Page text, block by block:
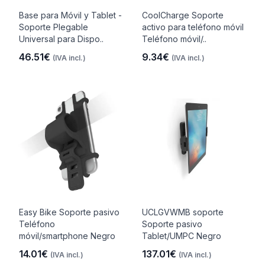
Base para Móvil y Tablet -
Soporte Plegable
Universal para Dispo..
46.51€ (IVA incl.)
CoolCharge Soporte
activo para teléfono móvil
Teléfono móvil/..
9.34€ (IVA incl.)
Easy Bike Soporte pasivo
Teléfono
móvil/smartphone Negro
14.01€ (IVA incl.)
UCLGVWMB soporte
Soporte pasivo
Tablet/UMPC Negro
137.01€ (IVA incl.)